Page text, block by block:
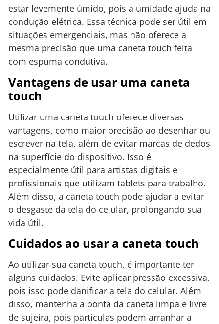
estar levemente úmido, pois a umidade ajuda na
condução elétrica. Essa técnica pode ser útil em
situações emergenciais, mas não oferece a
mesma precisão que uma caneta touch feita
com espuma condutiva.
Vantagens de usar uma caneta
touch
Utilizar uma caneta touch oferece diversas
vantagens, como maior precisão ao desenhar ou
escrever na tela, além de evitar marcas de dedos
na superfície do dispositivo. Isso é
especialmente útil para artistas digitais e
profissionais que utilizam tablets para trabalho.
Além disso, a caneta touch pode ajudar a evitar
o desgaste da tela do celular, prolongando sua
vida útil.
Cuidados ao usar a caneta touch
Ao utilizar sua caneta touch, é importante ter
alguns cuidados. Evite aplicar pressão excessiva,
pois isso pode danificar a tela do celular. Além
disso, mantenha a ponta da caneta limpa e livre
de sujeira, pois partículas podem arranhar a